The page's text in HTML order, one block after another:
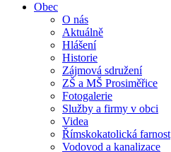
Obec
O nás
Aktuálně
Hlášení
Historie
Zájmová sdružení
ZŠ a MŠ Prosiměřice
Fotogalerie
Služby a firmy v obci
Videa
Římskokatolická farnost
Vodovod a kanalizace